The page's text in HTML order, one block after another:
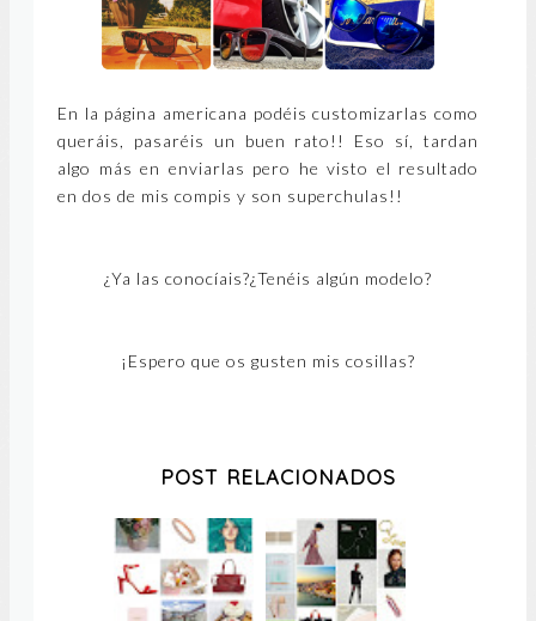
En la página americana podéis customizarlas como
queráis, pasaréis un buen rato!! Eso sí, tardan
algo más en enviarlas pero he visto el resultado
en dos de mis compis y son superchulas!!
¿Ya las conocíais?¿Tenéis algún modelo?
¡Espero que os gusten mis cosillas?
POST RELACIONADOS